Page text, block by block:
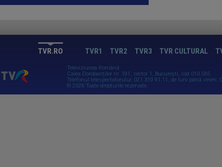
TVR CULTURAL
TVR3
TVR2
TVR1
TVR.RO
Televiziunea Română
Calea Dorobanţilor nr. 191, sector 1, Bucureşti, cod 010.565
Telefonul telespectatorului: 021.319.91.11, de luni până vineri,
© 2026 Toate drepturile rezervate.